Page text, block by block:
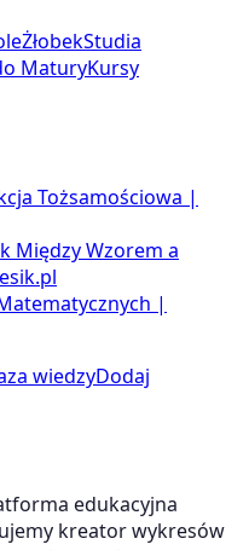
ŻłobekStudia
MaturyKursy
Tożsamościowa |
Między Wzorem a
|
wiedzyDodaj
edukacyjna
kreator wykresów